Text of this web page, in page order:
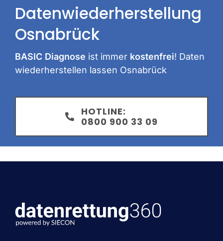
Datenwiederherstellung
Osnabrück
BASIC Diagnose ist immer kostenfrei! Daten
wiederherstellen lassen Osnabrück
HOTLINE:
0800 900 33 09